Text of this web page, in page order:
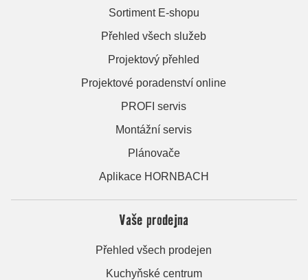
Sortiment E-shopu
Přehled všech služeb
Projektový přehled
Projektové poradenství online
PROFI servis
Montážní servis
Plánovače
Aplikace HORNBACH
Vaše prodejna
Přehled všech prodejen
Kuchyňské centrum